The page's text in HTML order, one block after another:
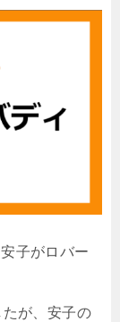
子がロバー
が、安子の